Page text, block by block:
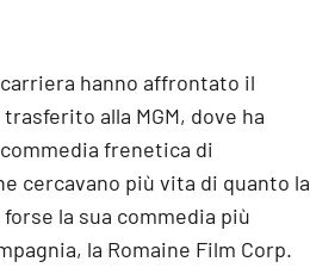
hanno affrontato il
alla MGM, dove ha
frenetica di
cercavano più vita di quanto la
la sua commedia più
la Romaine Film Corp.